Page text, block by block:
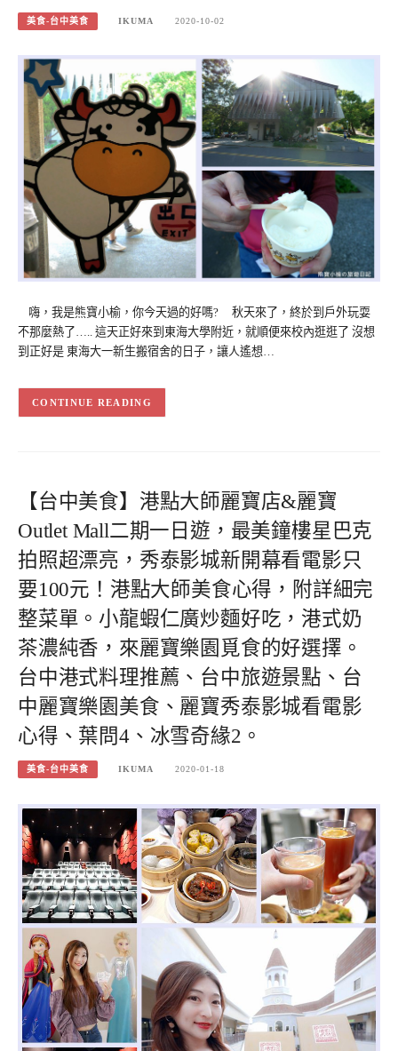
美食-台中美食 IKUMA 2020-10-02
嗨，我是熊寶小榆，你今天過的好嗎? 秋天來了，終於到戶外玩耍
不那麼熱了….. 這天正好來到東海大學附近，就順便來校內逛逛了 沒想
到正好是 東海大一新生搬宿舍的日子，讓人遙想…
CONTINUE READING
【台中美食】港點大師麗寶店&麗寶
Outlet Mall二期一日遊，最美鐘樓星巴克
拍照超漂亮，秀泰影城新開幕看電影只
要100元！港點大師美食心得，附詳細完
整菜單。小龍蝦仁廣炒麵好吃，港式奶
茶濃純香，來麗寶樂園覓食的好選擇。
台中港式料理推薦、台中旅遊景點、台
中麗寶樂園美食、麗寶秀泰影城看電影
心得、葉問4、冰雪奇緣2。
美食-台中美食 IKUMA 2020-01-18